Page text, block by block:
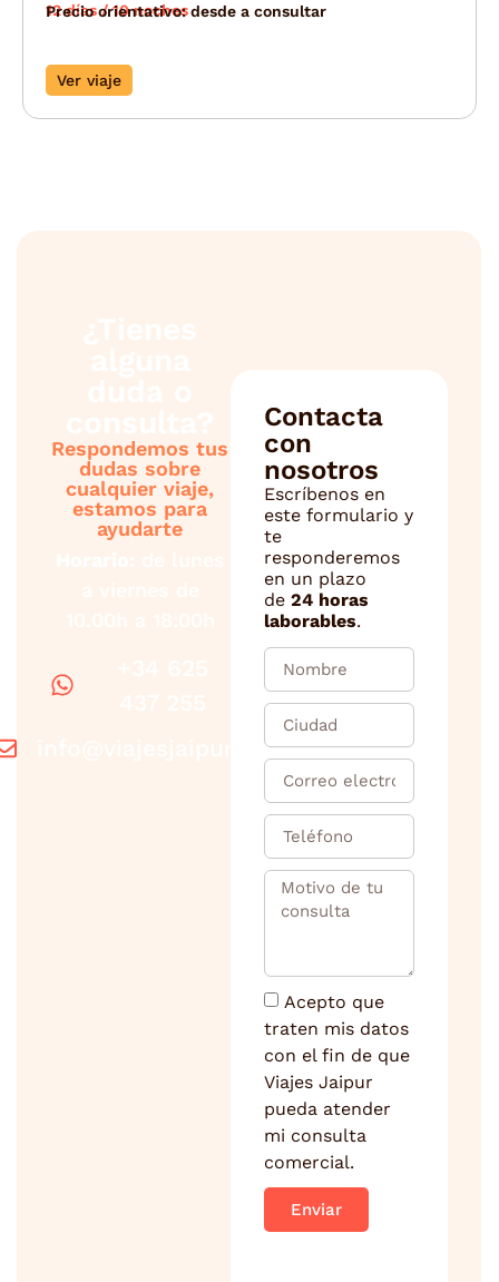
12 días / 10 noches
Precio orientativo: desde a consultar
Ver viaje
Respondemos tus
dudas sobre
cualquier viaje,
estamos para
ayudarte
info@viajesjaipur.com
Contacta
con
nosotros
Escríbenos en
este formulario y
te
responderemos
en un plazo
de 24 horas
laborables.
Acepto que
traten mis datos
con el fin de que
Viajes Jaipur
pueda atender
mi consulta
comercial.
Enviar